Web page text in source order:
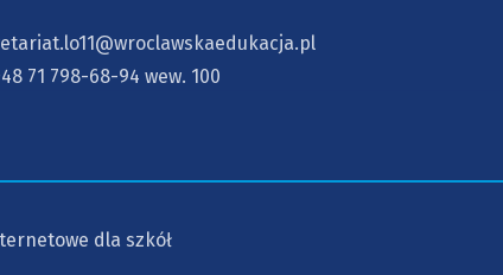
71 798-68-94 wew. 100
dla szkół